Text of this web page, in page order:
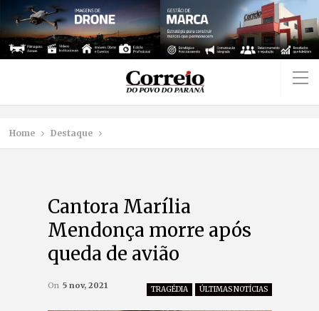
Home Destaque
Cantora Marília
Mendonça morre após
queda de avião
TRAGÉDIA ÚLTIMAS NOTÍCIAS
On 5 nov, 2021